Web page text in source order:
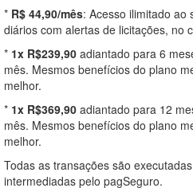
* R$ 44,90/mês: Acesso ilimitado ao
diários com alertas de licitações, no
* 1x R$239,90 adiantado para 6
mês. Mesmos benefícios do plano
melhor.
* 1x R$369,90 adiantado para 12
mês. Mesmos benefícios do plano
melhor.
Todas as transações são
intermediadas pelo pagSeguro.